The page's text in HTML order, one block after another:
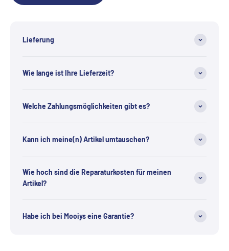
Lieferung
Wie lange ist Ihre Lieferzeit?
Welche Zahlungsmöglichkeiten gibt es?
Kann ich meine(n) Artikel umtauschen?
Wie hoch sind die Reparaturkosten für meinen
Artikel?
Habe ich bei Mooiys eine Garantie?